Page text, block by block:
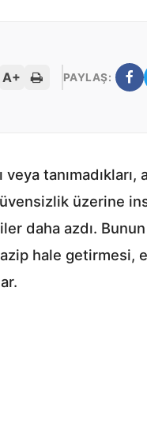
A+ PAYLAŞ:
tanımadıkları,
üzerine
daha azdı.
hale getirmesi,